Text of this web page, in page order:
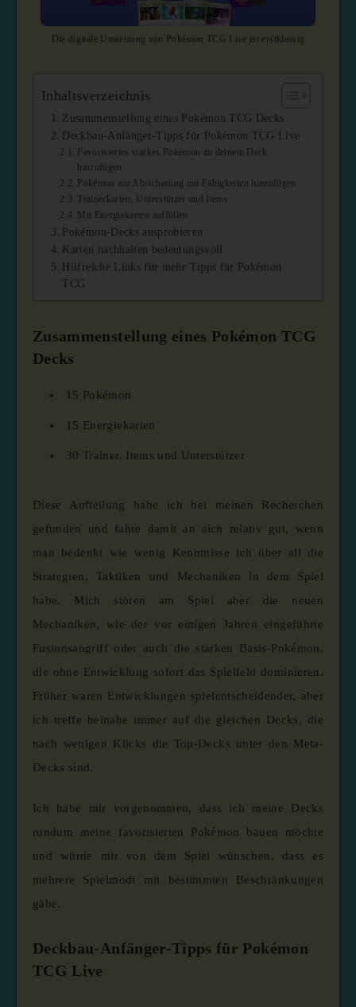
Die digitale Umsetzung von Pokémon TCG Live ist erstklassig
Inhaltsverzeichnis
Zusammenstellung eines Pokémon TCG Decks
Deckbau-Anfänger-Tipps für Pokémon TCG Live
Favorisiertes starkes Pokémon zu deinem Deck
hinzufügen
Pokémon zur Absicherung mit Fähigkeiten hinzufügen
Trainerkarten, Unterstützer und Items
Mit Energiekarten auffüllen
Pokémon-Decks ausprobieren
Karten nachhalten bedeutungsvoll
Hilfreiche Links für mehr Tipps für Pokémon
TCG
Zusammenstellung eines Pokémon TCG
Decks
15 Pokémon
15 Energiekarten
30 Trainer, Items und Unterstützer
Diese Aufteilung habe ich bei meinen Recherchen
gefunden und fahre damit an sich relativ gut, wenn
man bedenkt wie wenig Kenntnisse ich über all die
Strategien, Taktiken und Mechaniken in dem Spiel
habe. Mich stören am Spiel aber die neuen
Mechaniken, wie der vor einigen Jahren eingeführte
Fusionsangriff oder auch die starken Basis-Pokémon,
die ohne Entwicklung sofort das Spielfeld dominieren.
Früher waren Entwicklungen spielentscheidender, aber
ich treffe beinahe immer auf die gleichen Decks, die
nach wenigen Klicks die Top-Decks unter den Meta-
Decks sind.
Ich habe mir vorgenommen, dass ich meine Decks
rundum meine favorisierten Pokémon bauen möchte
und würde mir von dem Spiel wünschen, dass es
mehrere Spielmodi mit bestimmten Beschränkungen
gäbe.
Deckbau-Anfänger-Tipps für Pokémon
TCG Live